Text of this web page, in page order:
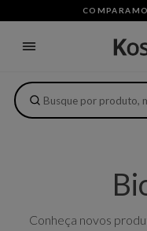
Conheça novos